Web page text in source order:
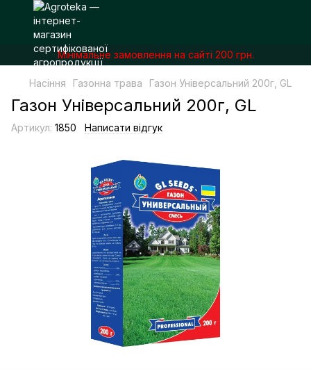
Мінімальне замовлення на сайті 200 грн.
Насіння Газонна трава Газон Універсальний 200г, GL
Газон Універсальний 200г, GL
Артикул: 1850 Написати відгук